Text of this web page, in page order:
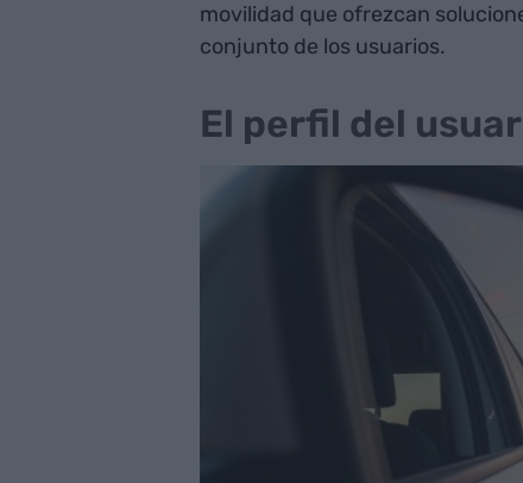
movilidad que ofrezcan
conjunto de los usuarios.
El perfil del